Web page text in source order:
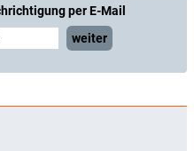
per E-Mail
weiter